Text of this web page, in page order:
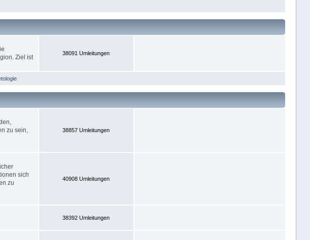
Ziel ist
38091 Umleitungen
zu sein,
38857 Umleitungen
sich
zu
40908 Umleitungen
38392 Umleitungen